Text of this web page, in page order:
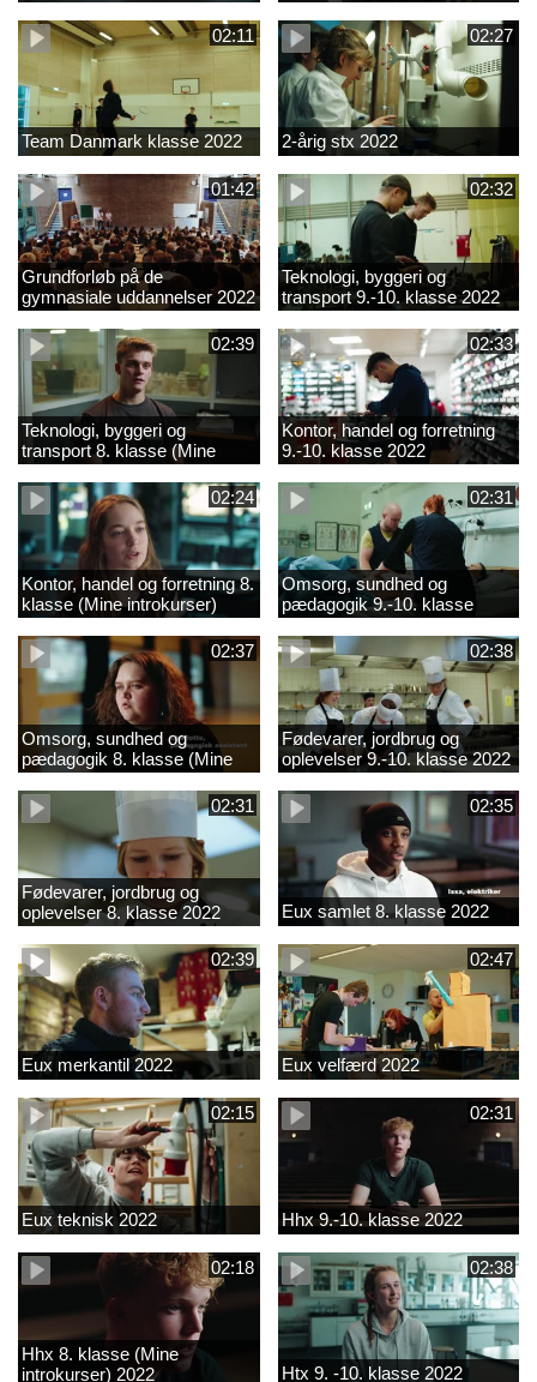
02:11
Team Danmark klasse 2022
02:27
2-årig stx 2022
01:42
Grundforløb på de
gymnasiale uddannelser 2022
02:32
Teknologi, byggeri og
transport 9.-10. klasse 2022
02:39
Teknologi, byggeri og
transport 8. klasse (Mine
introkurser) 2022
02:33
Kontor, handel og forretning
9.-10. klasse 2022
02:24
Kontor, handel og forretning 8.
klasse (Mine introkurser)
2022
02:31
Omsorg, sundhed og
pædagogik 9.-10. klasse
2022
02:37
Omsorg, sundhed og
pædagogik 8. klasse (Mine
introkurser) 2022
02:38
Fødevarer, jordbrug og
oplevelser 9.-10. klasse 2022
02:31
Fødevarer, jordbrug og
oplevelser 8. klasse 2022
02:35
Eux samlet 8. klasse 2022
02:39
Eux merkantil 2022
02:47
Eux velfærd 2022
02:15
Eux teknisk 2022
02:31
Hhx 9.-10. klasse 2022
02:18
Hhx 8. klasse (Mine
introkurser) 2022
02:38
Htx 9. -10. klasse 2022